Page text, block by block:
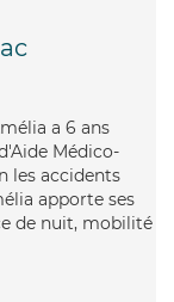
a 6 ans
Médico-
les accidents
apporte ses
de nuit, mobilité